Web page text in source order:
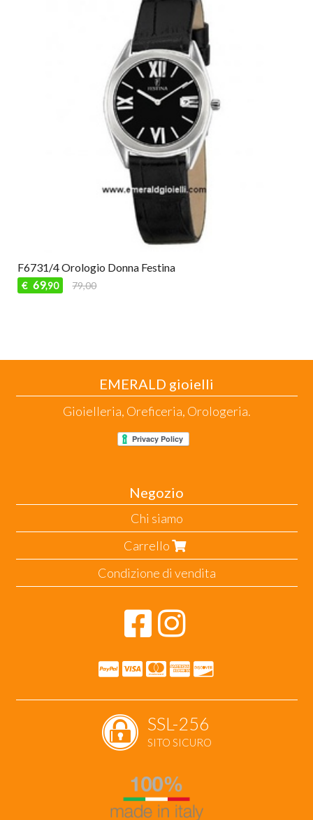
F6731/4 Orologio Donna Festina
€ 69,90 79,00
EMERALD gioielli
Gioielleria, Oreficeria, Orologeria.
Negozio
Chi siamo
Carrello
Condizione di vendita
SSL-256
SITO SICURO